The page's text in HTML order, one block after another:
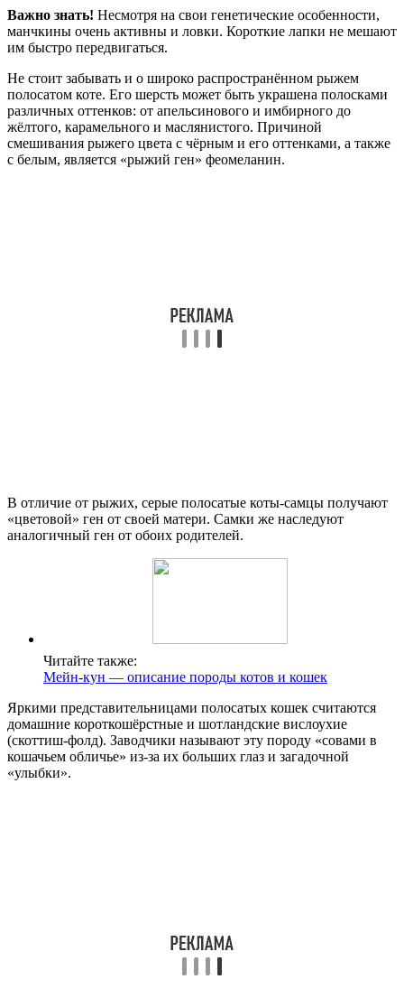
Важно знать! Несмотря на свои генетические особенности,
манчкины очень активны и ловки. Короткие лапки не мешают
им быстро передвигаться.
Не стоит забывать и о широко распространённом рыжем
полосатом коте. Его шерсть может быть украшена полосками
различных оттенков: от апельсинового и имбирного до
жёлтого, карамельного и маслянистого. Причиной
смешивания рыжего цвета с чёрным и его оттенками, а также
с белым, является «рыжий ген» феомеланин.
В отличие от рыжих, серые полосатые коты-самцы получают
«цветовой» ген от своей матери. Самки же наследуют
аналогичный ген от обоих родителей.
Читайте также:
Мейн-кун — описание породы котов и кошек
Яркими представительницами полосатых кошек считаются
домашние короткошёрстные и шотландские вислоухие
(скоттиш-фолд). Заводчики называют эту породу «совами в
кошачьем обличье» из-за их больших глаз и загадочной
«улыбки».